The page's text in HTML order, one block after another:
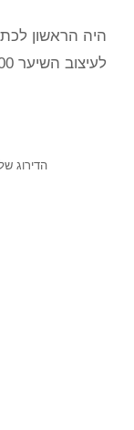
היה הראשון
לעיצוב השיער 1000 מ"ל”
הדירוג